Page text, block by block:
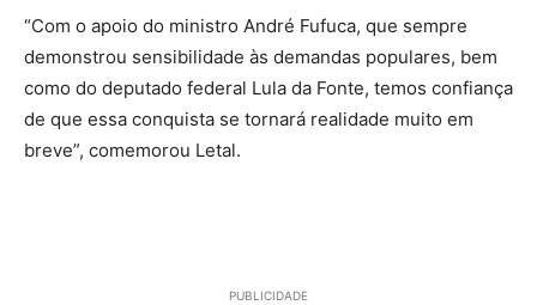
“Com o apoio do ministro André Fufuca, que sempre
demonstrou sensibilidade às demandas populares, bem
como do deputado federal Lula da Fonte, temos confiança
de que essa conquista se tornará realidade muito em
breve”, comemorou Letal.
PUBLICIDADE